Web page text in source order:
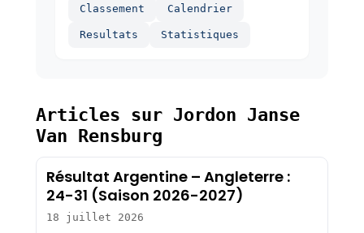
Classement Calendrier
Resultats Statistiques
Articles sur Jordon Janse
Van Rensburg
Résultat Argentine – Angleterre :
24-31 (Saison 2026-2027)
18 juillet 2026